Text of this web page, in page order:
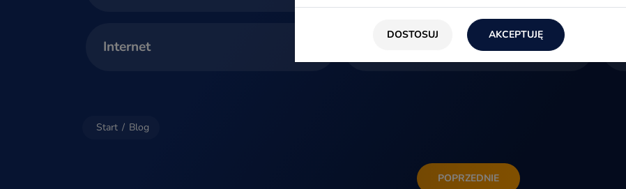
Internet
Start / Blog
POPRZEDNIE
DOSTOSUJ AKCEPTUJĘ